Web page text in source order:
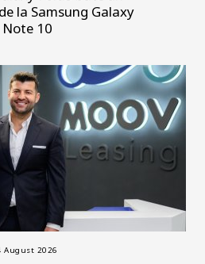
la Samsung Galaxy
Note 10
August 2026